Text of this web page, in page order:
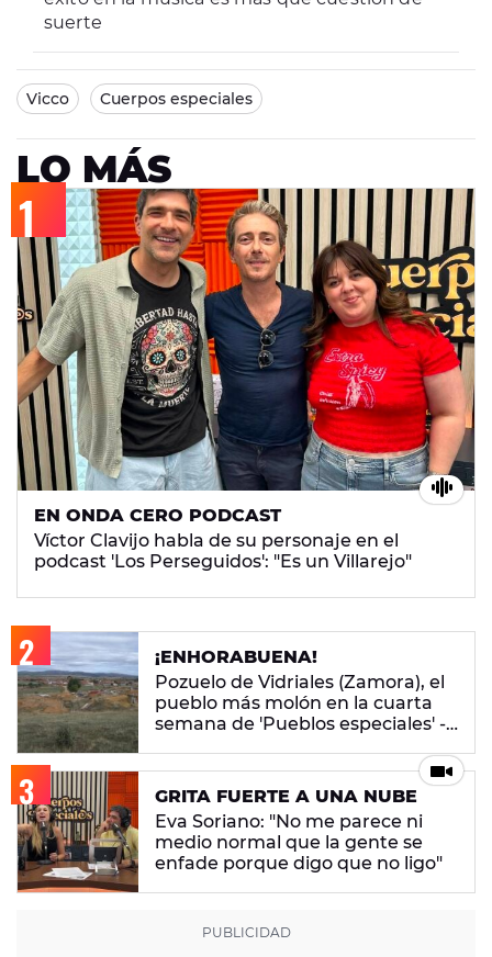
suerte
Vicco Cuerpos especiales
LO MÁS
EN ONDA CERO PODCAST
Víctor Clavijo habla de su personaje en el
podcast 'Los Perseguidos': "Es un Villarejo"
¡ENHORABUENA!
Pozuelo de Vidriales (Zamora), el
pueblo más molón en la cuarta
semana de 'Pueblos especiales' -
GRITA FUERTE A UNA NUBE
Eva Soriano: "No me parece ni
medio normal que la gente se
enfade porque digo que no ligo"